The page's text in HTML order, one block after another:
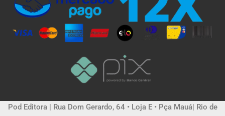
Pod Editora | Rua Dom Gerardo, 64 • Loja E • Pça Mauá| Rio de